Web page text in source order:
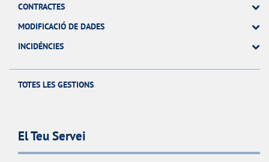
CONTRACTES
MODIFICACIÓ DE DADES
INCIDÉNCIES
TOTES LES GESTIONS
El Teu Servei